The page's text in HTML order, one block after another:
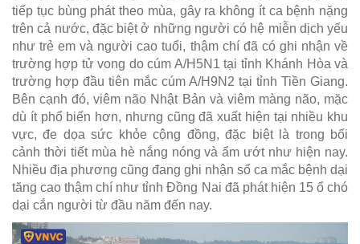
tiếp tục bùng phát theo mùa, gây ra không ít ca bệnh nặng
trên cả nước, đặc biệt ở những người có hệ miễn dịch yếu
như trẻ em và người cao tuổi, thậm chí đã có ghi nhận về
trường hợp tử vong do cúm A/H5N1 tại tỉnh Khánh Hòa và
trường hợp đầu tiên mắc cúm A/H9N2 tại tỉnh Tiền Giang.
Bên cạnh đó, viêm não Nhật Bản và viêm màng não, mặc
dù ít phổ biến hơn, nhưng cũng đã xuất hiện tại nhiều khu
vực, đe dọa sức khỏe cộng đồng, đặc biệt là trong bối
cảnh thời tiết mùa hè nắng nóng và ẩm ướt như hiện nay.
Nhiều địa phương cũng đang ghi nhận số ca mắc bệnh dại
tăng cao thậm chí như tỉnh Đồng Nai đã phát hiện 15 ổ chó
dại cắn người từ đầu năm đến nay.